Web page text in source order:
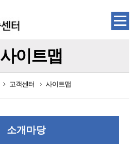
사이트맵
고객센터 사이트맵
소개마당